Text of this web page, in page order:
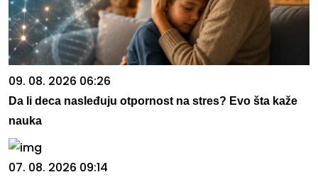
09. 08. 2026 06:26
Da li deca nasleđuju otpornost na stres? Evo šta kaže
nauka
07. 08. 2026 09:14